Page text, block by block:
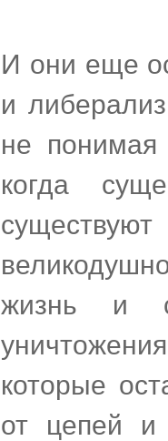
И они еще
и
не понимая
когда
жизнь и
которые
от цепей и